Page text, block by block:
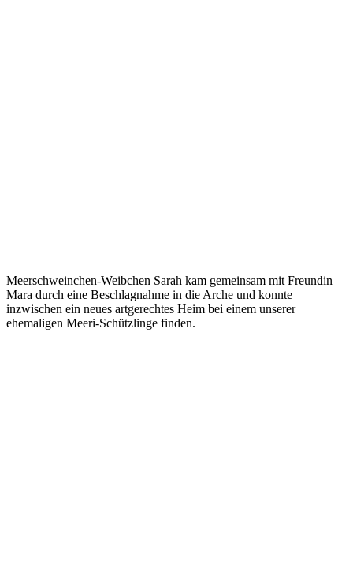
Meerschweinchen-Weibchen Sarah kam gemeinsam mit Freundin
Mara durch eine Beschlagnahme in die Arche und konnte
inzwischen ein neues artgerechtes Heim bei einem unserer
ehemaligen Meeri-Schützlinge finden.